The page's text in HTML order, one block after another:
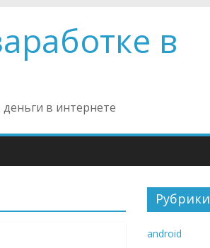
в
в интернете
Рубрики
android